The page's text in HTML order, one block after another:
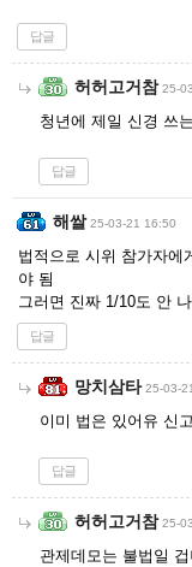
답글
허허고거참 25-
청년에 제일 신경 쓰
답글
해쌀 25-03-21 16:50
법적으로 시위 참가자에
야 됨
그러면 진짜 1/10도 안
답글
망치삼타 25-03-
이미 법은 있어유 신
답글
허허고거참 25-
관제데모는 불법일